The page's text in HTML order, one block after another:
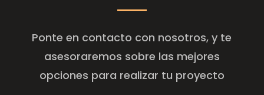
Ponte en contacto con nosotros, y te
asesoraremos sobre las mejores
opciones para realizar tu proyecto